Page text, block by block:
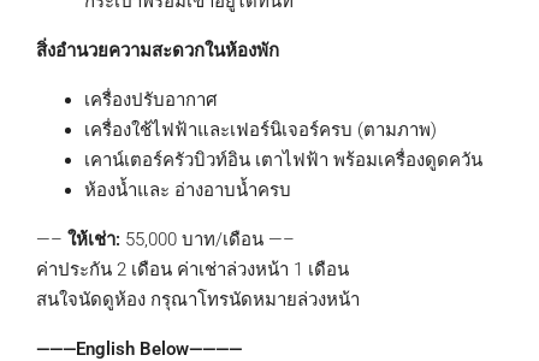
สิ่งอำนวยความสะดวกในห้องพัก
เครื่องปรับอากาศ
เครื่องใช้ไฟฟ้าและเฟอร์นิเจอร์ครบ (ตามภาพ)
เคาน์เตอร์ครัวบิวท์อิน เตาไฟฟ้า พร้อมเครื่องดูดควัน
ห้องน้ำและ อ่างอาบน้ำครบ
—– ให้เช่า: 55,000 บาท/เดือน —–
ค่าประกัน 2 เดือน ค่าเช่าล่วงหน้า 1 เดือน
สนใจนัดดูห้อง กรุณาโทรนัดหมายล่วงหน้า
———English Below————